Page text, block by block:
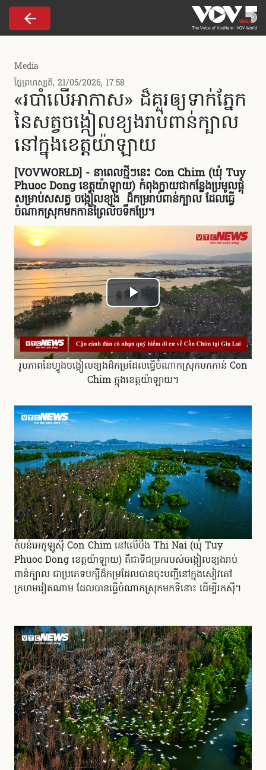
Nhảy đến nội dung
Media
ថ្ងៃព្រហស្បតិ៍, 21/05/2026, 17:58
«របាំ​លើអាកាស» ដ៏​គួរ​ឲ្យ​ទាក់​ភ្នែក​​
នៃ​សត្វចង្កៀលខ្យង​រាប់ពាន់​ក្បាល​
នៅ​ក្នុង​ខេត្ត​យ៉ាឡាយ
[VOVWORLD] - នា​ពេល​ថ្មីៗនេះ Con Chim (ឃុំ Tuy
Phuoc Dong ខេត្តយ៉ាឡាយ) កំពុងក្លាយជាកន្លែងប្រមូលផ្តុំ
សម្រាប់សសត្វ ចង្កៀលខ្យង ដ៏កម្ររាប់ពាន់ក្បាល ដែលធ្វើ
ចំណាក​ស្រុកមក​កាន់ព្រៃលិចទឹក​ប្រែ។
Play
Video
រូបភាពនៃហ្វូងចង្កៀលខ្យងដ៏កម្រដែលធ្វើចំណាកស្រុកមក​កាន់ Con
Chim ក្នុងខេត្តយ៉ាឡាយ។​
តំបន់អេកូឡូស៊ី Con Chim នៅលើបឹង Thi Nai (ឃុំ Tuy
Phuoc Dong ខេត្តយ៉ាឡាយ) គឺជាទីជម្រករបស់ចង្កៀលខ្យងរាប់
ពាន់ក្បាល ជាប្រភេទបក្សីដ៏កម្រដែលបានចុះបញ្ជីនៅក្នុងសៀវភៅ
ក្រហមវៀតណាម ដែលបានធ្វើចំណាកស្រុកមកទីនោះ ដើម្បីរកស៊ី។